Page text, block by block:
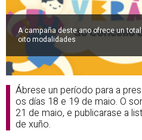
A campaña deste ano ofrece un
oito modalidades
Ábrese un período para a
os días 18 e 19 de maio. O
21 de maio, e publicarase a
de xuño.